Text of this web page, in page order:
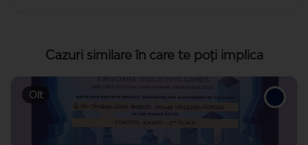
Cazuri similare în care te poți implica
Olt